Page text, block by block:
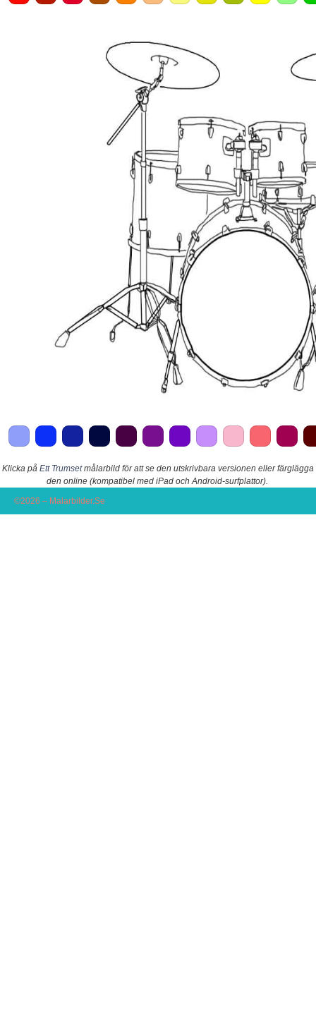
Klicka på Ett Trumsetmålarbild för att se den utskrivbara versionen eller färglägga
den online (kompatibel med iPad och Android-surfplattor).
©2026 – Malarbilder.Se